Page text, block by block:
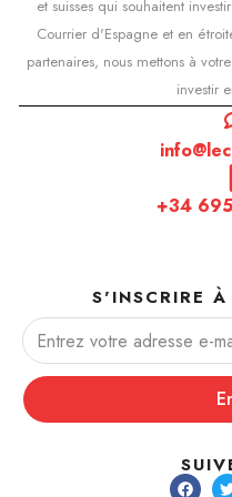
et suisses qui souhaitent
Courrier d'Espagne et en
partenaires, nous mettons à
investir
+34
S'INSCRIRE